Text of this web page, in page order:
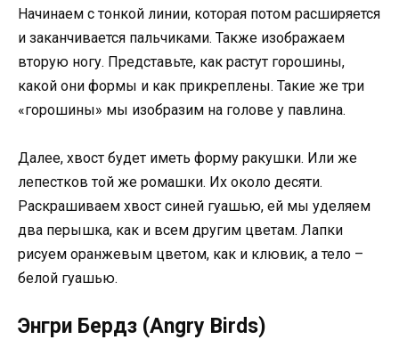
Начинаем с тонкой линии, которая потом расширяется
и заканчивается пальчиками. Также изображаем
вторую ногу. Представьте, как растут горошины,
какой они формы и как прикреплены. Такие же три
«горошины» мы изобразим на голове у павлина.
Далее, хвост будет иметь форму ракушки. Или же
лепестков той же ромашки. Их около десяти.
Раскрашиваем хвост синей гуашью, ей мы уделяем
два перышка, как и всем другим цветам. Лапки
рисуем оранжевым цветом, как и клювик, а тело –
белой гуашью.
Энгри Бердз (Angry Birds)